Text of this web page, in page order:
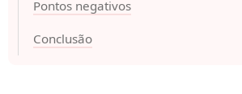
Pontos negativos
Conclusão